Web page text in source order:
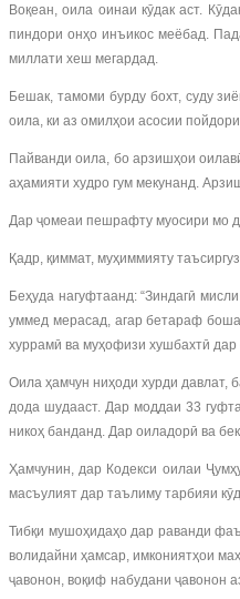
Воқеан, оила оинаи кӯдак аст.
пиндори онҳо инъикос меёбад.
миллати хеш мегардад.
Бешак, тамоми бурду бохт, суду
оила, ки аз омилҳои асосии
Пайванди оила, бо арзишҳои
аҳамияти худро гум мекунанд.
Дар ҷомеаи пешрафту муосири мо
Қадр, қиммат, муҳиммияту
Беҳуда нагуфтаанд: “Зиндагӣ
уммед мерасад, агар бетараф
хуррамӣ ва муҳофизи хушбахтӣ
Оила ҳамчун ниҳоди хурди давлат,
дода шудааст. Дар моддаи 33
никоҳ банданд. Дар оиладорӣ ва
Ҳамчунин, дар Кодекси оилаи
масъулият дар таълиму тарбияи
Тибқи мушоҳидаҳо дар раванди
волидайни ҳамсар, имкониятҳои
ҷавонон, воқиф набудани ҷавонон